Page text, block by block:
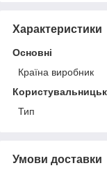
Характеристики
Основні
Країна виробник
Тип
Умови доставки